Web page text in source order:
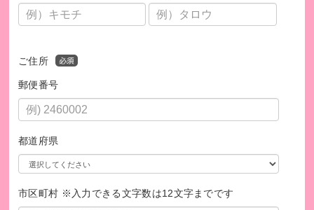
ご住所
郵便番号
都道府県
市区町村 ※入力できる文字数は12文字までです